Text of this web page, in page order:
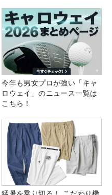
今年も男女プロが強い「キャ
ロウェイ」のニュース一覧は
こちら！